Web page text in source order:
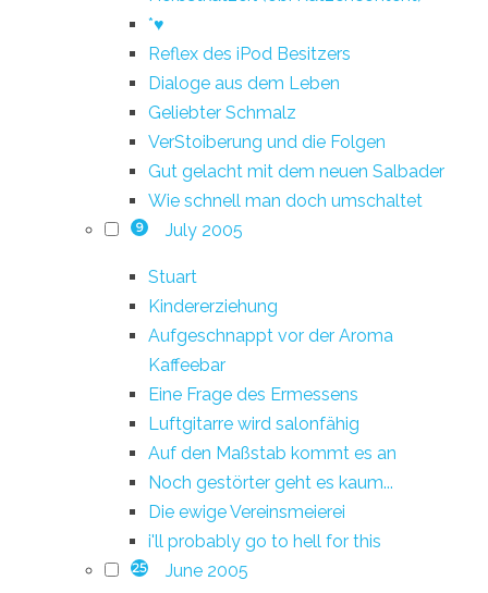
*♥
Reflex des iPod Besitzers
Dialoge aus dem Leben
Geliebter Schmalz
VerStoiberung und die Folgen
Gut gelacht mit dem neuen Salbader
Wie schnell man doch umschaltet
9 July 2005
Stuart
Kindererziehung
Aufgeschnappt vor der Aroma
Kaffeebar
Eine Frage des Ermessens
Luftgitarre wird salonfähig
Auf den Maßstab kommt es an
Noch gestörter geht es kaum...
Die ewige Vereinsmeierei
i'll probably go to hell for this
25 June 2005